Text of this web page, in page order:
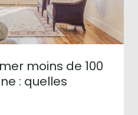
moins de 100
: quelles